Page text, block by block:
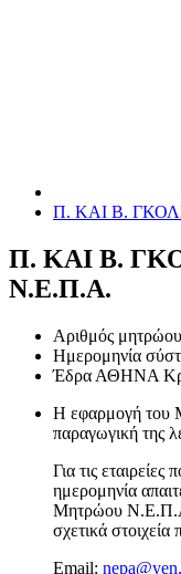
Π. ΚΑΙ Β.
Π. ΚΑΙ Β.
Ν.Ε.Π.Α.
Αριθμός μητρώου
Ημερομηνία
Έδρα ΑΘΗΝΑ
Η εφαρμογή του
παραγωγική της
Για τις
ημερομηνία
Μητρώου
σχετικά
Email: